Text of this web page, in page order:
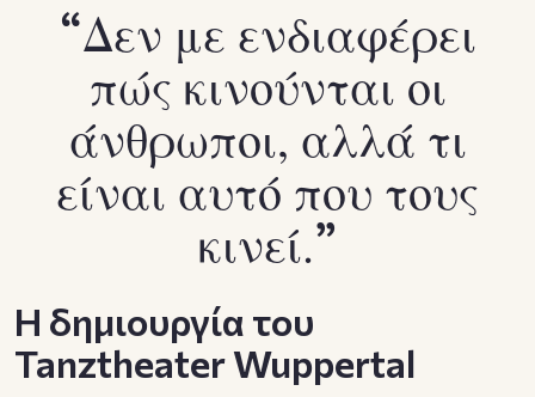
Δεν με ενδιαφέρει
πώς κινούνται οι
άνθρωποι, αλλά τι
είναι αυτό που τους
κινεί.
Η δημιουργία του
Tanztheater Wuppertal